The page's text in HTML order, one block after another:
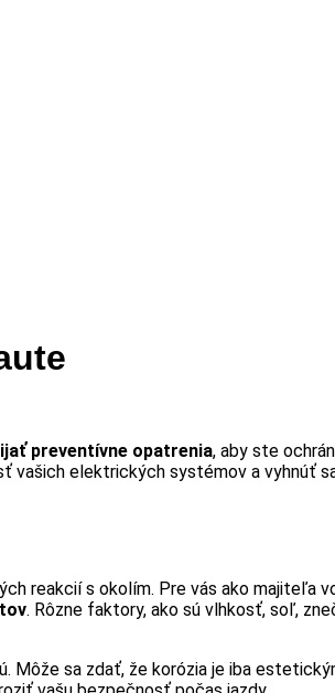
preventívne opatrenia, aby ste
vašich elektrických systémov a vyhnúť
reakcií s okolím. Pre vás ako majiteľa
. Rôzne faktory, ako sú vlhkosť, soľ,
sa zdať, že korózia je iba